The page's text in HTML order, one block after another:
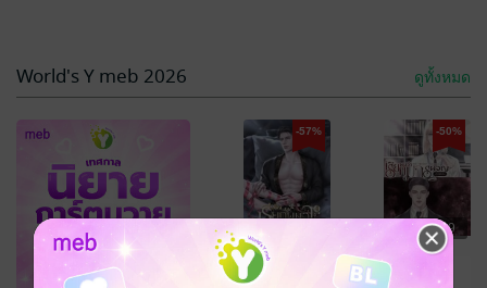
คุณลาสต์บอส
ไม่ยอมทำตาม
บท (80s) เล่ม
Middle.C/ 宁花/
คุณลาสต์บอส
ไม่ยอมทำตาม
บท (80s) เล่ม 2
Middle.C/ 宁花/
World's Y meb 2026 ดูทั้งหมด
-57% -50%
฿ 69